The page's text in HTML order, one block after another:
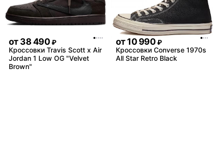
от38 490 ₽
Кроссовки Travis Scott x Air
Jordan 1 Low OG "Velvet
Brown"
от10 990 ₽
Кроссовки Converse 1970s
All Star Retro Black